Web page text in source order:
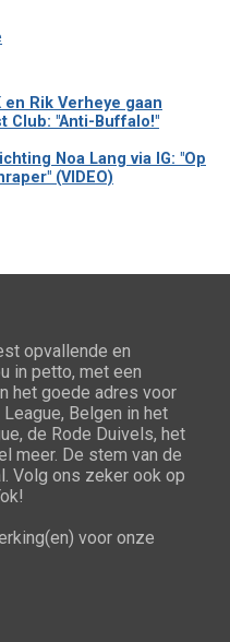
en Rik Verheye gaan
Club: "Anti-Buffalo!"
Noa Lang via IG: "Op
(VIDEO)
opvallende en
in petto, met een
het goede adres voor
Belgen in het
de Rode Duivels, het
meer. De stem van de
Volg ons zeker ook op
voor onze